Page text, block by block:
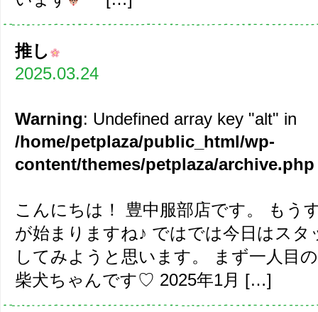
推し
2025.03.24
Warning: Undefined array key "alt" in
/home/petplaza/public_html/wp-
content/themes/petplaza/archive.php
こんにちは！ 豊中服部店です。 もう
が始まりますね♪ ではでは今日はス
してみようと思います。 まず一人目
柴犬ちゃんです♡ 2025年1月 […]